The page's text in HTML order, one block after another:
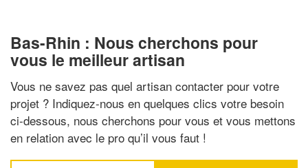
Bas-Rhin : Nous cherchons pour
vous le meilleur artisan
Vous ne savez pas quel artisan contacter pour votre
projet ? Indiquez-nous en quelques clics votre besoin
ci-dessous, nous cherchons pour vous et vous mettons
en relation avec le pro qu’il vous faut !